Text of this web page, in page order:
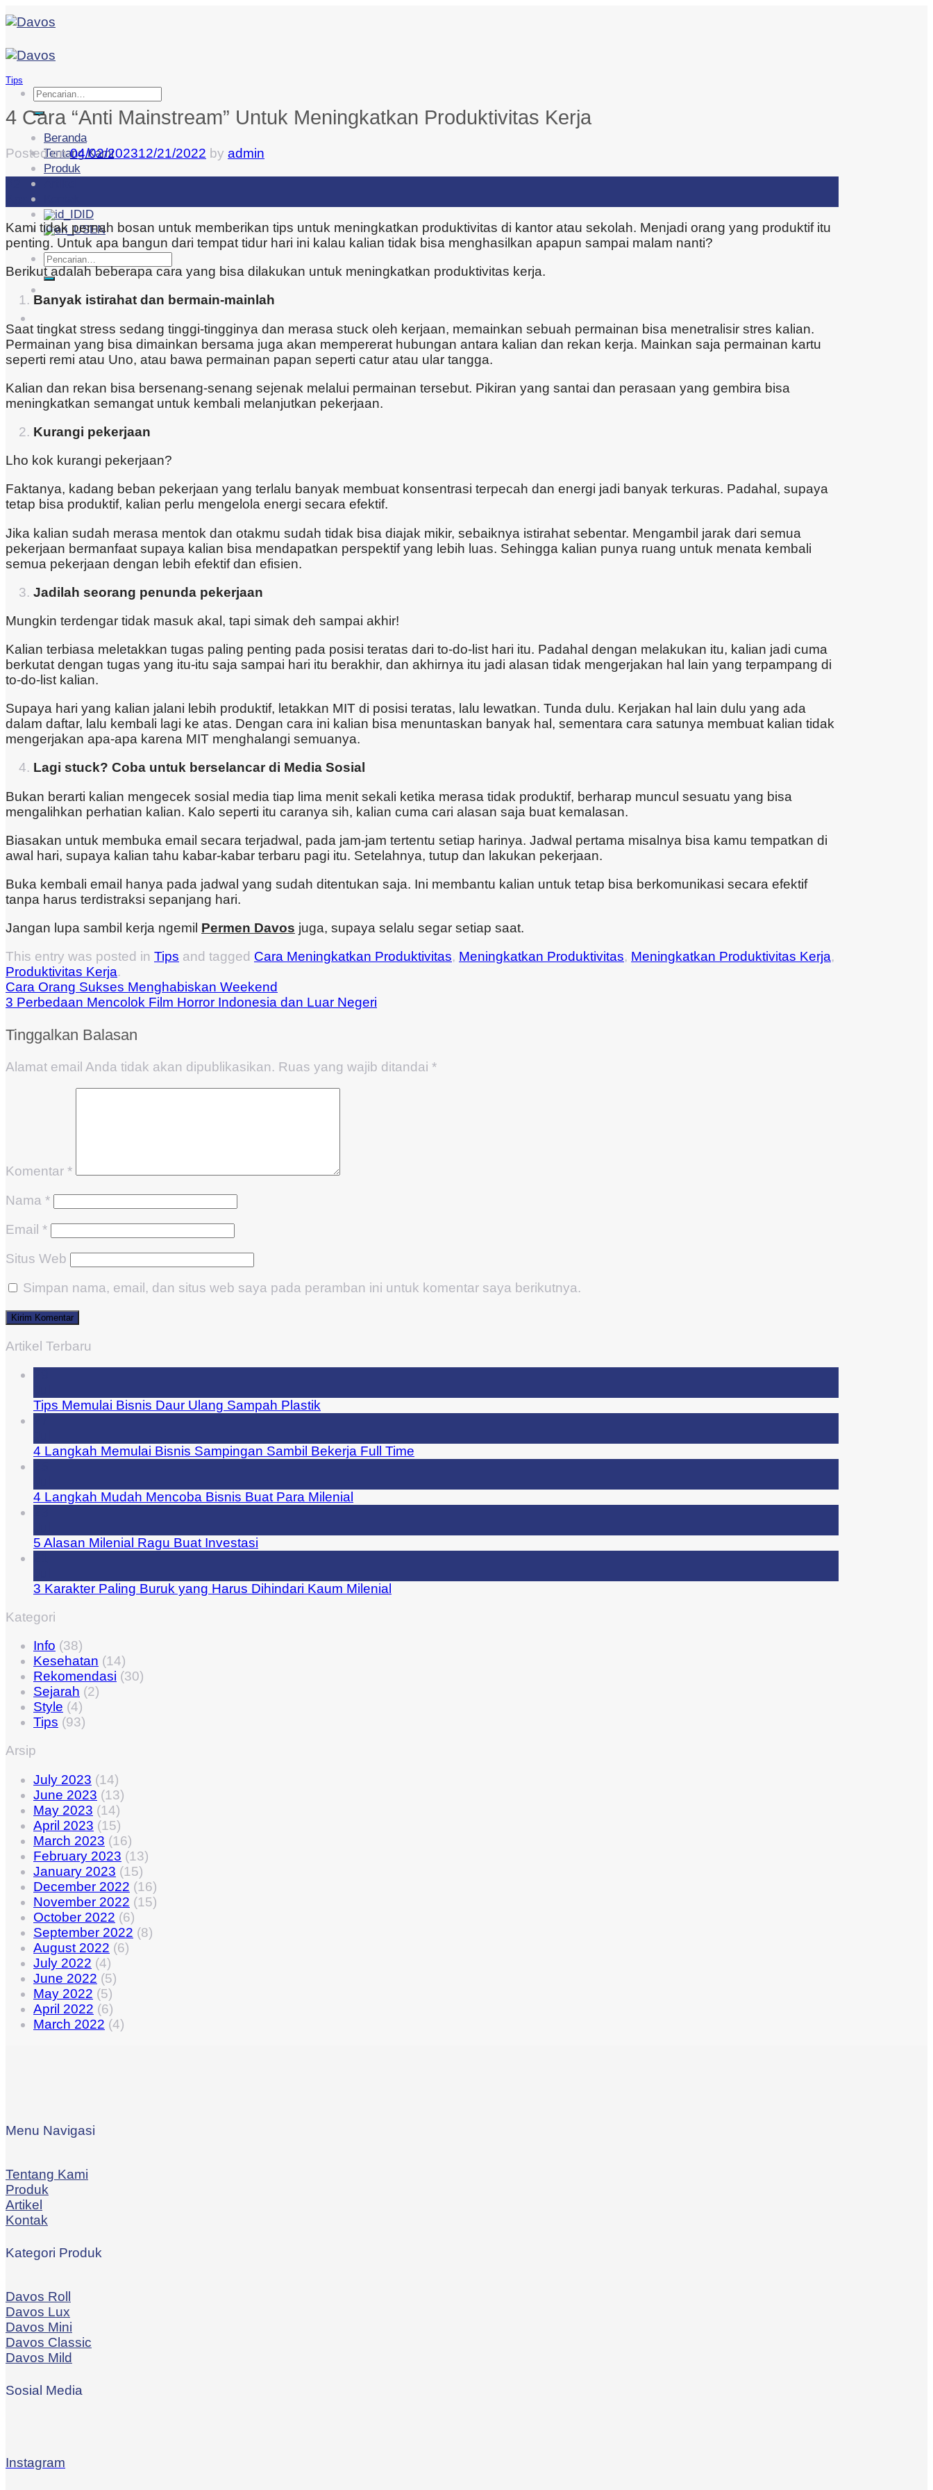
Skip
to
Pencarian
untuk:
Beranda
Tentang Kami
Produk
ID
EN
Pencarian
untuk:
Tips
4 Cara “Anti Mainstream” Untuk Meningkatkan Produktivitas Kerja
Posted on04/02/202312/21/2022 by admin
Kami tidak pernah bosan untuk memberikan tips untuk meningkatkan produktivitas di kantor atau sekolah. Menjadi orang yang produktif itu
penting. Untuk apa bangun dari tempat tidur hari ini kalau kalian tidak bisa menghasilkan apapun sampai malam nanti?
Berikut adalah beberapa cara yang bisa dilakukan untuk meningkatkan produktivitas kerja.
Banyak istirahat dan bermain-mainlah
Saat tingkat stress sedang tinggi-tingginya dan merasa stuck oleh kerjaan, memainkan sebuah permainan bisa menetralisir stres kalian.
Permainan yang bisa dimainkan bersama juga akan mempererat hubungan antara kalian dan rekan kerja. Mainkan saja permainan kartu
seperti remi atau Uno, atau bawa permainan papan seperti catur atau ular tangga.
Kalian dan rekan bisa bersenang-senang sejenak melalui permainan tersebut. Pikiran yang santai dan perasaan yang gembira bisa
meningkatkan semangat untuk kembali melanjutkan pekerjaan.
Kurangi pekerjaan
Lho kok kurangi pekerjaan?
Faktanya, kadang beban pekerjaan yang terlalu banyak membuat konsentrasi terpecah dan energi jadi banyak terkuras. Padahal, supaya
tetap bisa produktif, kalian perlu mengelola energi secara efektif.
Jika kalian sudah merasa mentok dan otakmu sudah tidak bisa diajak mikir, sebaiknya istirahat sebentar. Mengambil jarak dari semua
pekerjaan bermanfaat supaya kalian bisa mendapatkan perspektif yang lebih luas. Sehingga kalian punya ruang untuk menata kembali
semua pekerjaan dengan lebih efektif dan efisien.
Jadilah seorang penunda pekerjaan
Mungkin terdengar tidak masuk akal, tapi simak deh sampai akhir!
Kalian terbiasa meletakkan tugas paling penting pada posisi teratas dari to-do-list hari itu. Padahal dengan melakukan itu, kalian jadi cuma
berkutat dengan tugas yang itu-itu saja sampai hari itu berakhir, dan akhirnya itu jadi alasan tidak mengerjakan hal lain yang terpampang di
to-do-list kalian.
Supaya hari yang kalian jalani lebih produktif, letakkan MIT di posisi teratas, lalu lewatkan. Tunda dulu. Kerjakan hal lain dulu yang ada
dalam daftar, lalu kembali lagi ke atas. Dengan cara ini kalian bisa menuntaskan banyak hal, sementara cara satunya membuat kalian tidak
mengerjakan apa-apa karena MIT menghalangi semuanya.
Lagi stuck? Coba untuk berselancar di Media Sosial
Bukan berarti kalian mengecek sosial media tiap lima menit sekali ketika merasa tidak produktif, berharap muncul sesuatu yang bisa
mengalihkan perhatian kalian. Kalo seperti itu caranya sih, kalian cuma cari alasan saja buat kemalasan.
Biasakan untuk membuka email secara terjadwal, pada jam-jam tertentu setiap harinya. Jadwal pertama misalnya bisa kamu tempatkan di
awal hari, supaya kalian tahu kabar-kabar terbaru pagi itu. Setelahnya, tutup dan lakukan pekerjaan.
Buka kembali email hanya pada jadwal yang sudah ditentukan saja. Ini membantu kalian untuk tetap bisa berkomunikasi secara efektif
tanpa harus terdistraksi sepanjang hari.
Jangan lupa sambil kerja ngemil Permen Davos juga, supaya selalu segar setiap saat.
This entry was posted in Tips and tagged Cara Meningkatkan Produktivitas, Meningkatkan Produktivitas, Meningkatkan Produktivitas Kerja,
Produktivitas Kerja.
Cara Orang Sukses Menghabiskan Weekend
3 Perbedaan Mencolok Film Horror Indonesia dan Luar Negeri
Tinggalkan Balasan
Alamat email Anda tidak akan dipublikasikan. Ruas yang wajib ditandai *
Komentar *
Nama *
Email *
Situs Web
Simpan nama, email, dan situs web saya pada peramban ini untuk komentar saya berikutnya.
Artikel Terbaru
Tips Memulai Bisnis Daur Ulang Sampah Plastik
4 Langkah Memulai Bisnis Sampingan Sambil Bekerja Full Time
4 Langkah Mudah Mencoba Bisnis Buat Para Milenial
5 Alasan Milenial Ragu Buat Investasi
3 Karakter Paling Buruk yang Harus Dihindari Kaum Milenial
Kategori
Info (38)
Kesehatan (14)
Rekomendasi (30)
Sejarah (2)
Style (4)
Tips (93)
Arsip
July 2023 (14)
June 2023 (13)
May 2023 (14)
April 2023 (15)
March 2023 (16)
February 2023 (13)
January 2023 (15)
December 2022 (16)
November 2022 (15)
October 2022 (6)
September 2022 (8)
August 2022 (6)
July 2022 (4)
June 2022 (5)
May 2022 (5)
April 2022 (6)
March 2022 (4)
Menu Navigasi
Tentang Kami
Produk
Artikel
Kontak
Kategori Produk
Davos Roll
Davos Lux
Davos Mini
Davos Classic
Davos Mild
Sosial Media
Instagram